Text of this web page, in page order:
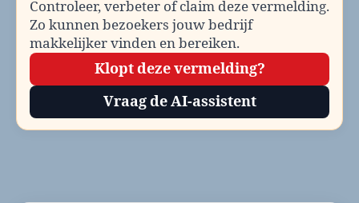
Controleer, verbeter of claim deze vermelding.
Zo kunnen bezoekers jouw bedrijf
makkelijker vinden en bereiken.
Klopt deze vermelding?
Vraag de AI-assistent